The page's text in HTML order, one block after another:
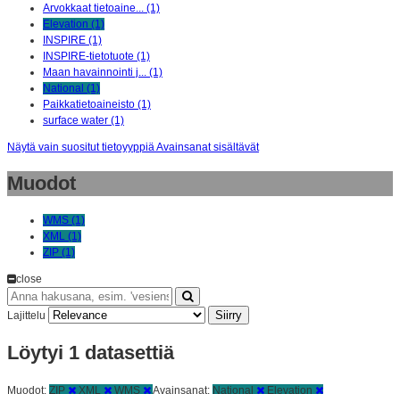
Arvokkaat tietoaine... (1)
Elevation (1)
INSPIRE (1)
INSPIRE-tietotuote (1)
Maan havainnointi j... (1)
National (1)
Paikkatietoaineisto (1)
surface water (1)
Näytä vain suositut tietoyyppiä Avainsanat sisältävät
Muodot
WMS (1)
XML (1)
ZIP (1)
close
Lajittelu Siirry
Löytyi 1 datasettiä
Muodot: ZIP XML WMS Avainsanat: National Elevation